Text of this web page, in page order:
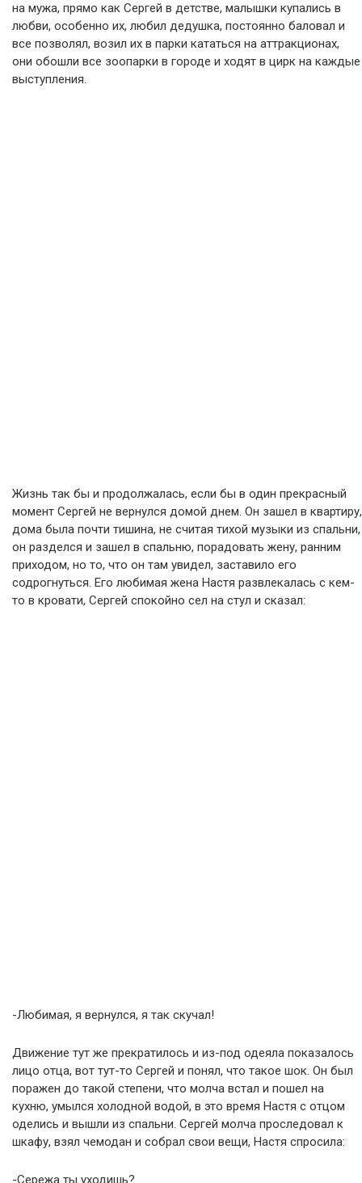
на мужа, прямо как Сергей в детстве, малышки купались в
любви, особенно их, любил дедушка, постоянно баловал и
все позволял, возил их в парки кататься на аттракционах,
они обошли все зоопарки в городе и ходят в цирк на каждые
выступления.
Жизнь так бы и продолжалась, если бы в один прекрасный
момент Сергей не вернулся домой днем. Он зашел в квартиру,
дома была почти тишина, не считая тихой музыки из спальни,
он разделся и зашел в спальню, порадовать жену, ранним
приходом, но то, что он там увидел, заставило его
содрогнуться. Его любимая жена Настя развлекалась с кем-
то в кровати, Сергей спокойно сел на стул и сказал:
-Любимая, я вернулся, я так скучал!
Движение тут же прекратилось и из-под одеяла показалось
лицо отца, вот тут-то Сергей и понял, что такое шок. Он был
поражен до такой степени, что молча встал и пошел на
кухню, умылся холодной водой, в это время Настя с отцом
оделись и вышли из спальни. Сергей молча проследовал к
шкафу, взял чемодан и собрал свои вещи, Настя спросила: